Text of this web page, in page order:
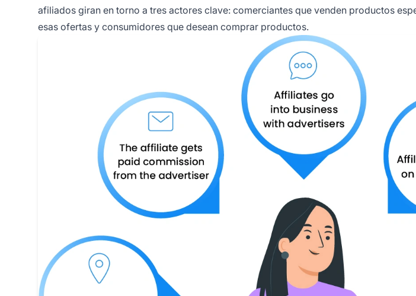
afiliados giran en torno a tres actores clave: comerciantes que venden productos
esas ofertas y consumidores que desean comprar productos.